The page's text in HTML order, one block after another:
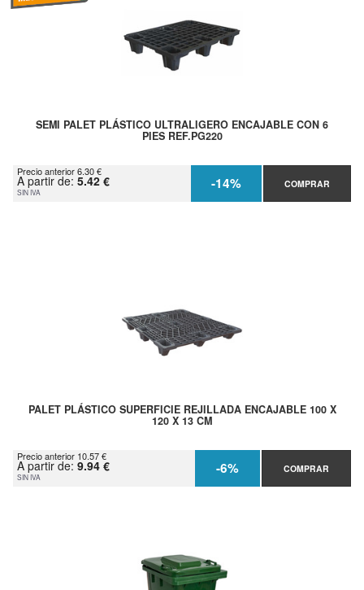
SEMI PALET PLÁSTICO ULTRALIGERO ENCAJABLE CON 6
PIES REF.PG220
Precio anterior 6.30 €
A partir de: 5.42 €
SIN IVA -14% COMPRAR
PALET PLÁSTICO SUPERFICIE REJILLADA ENCAJABLE 100 X
120 X 13 CM
Precio anterior 10.57 €
A partir de: 9.94 €
SIN IVA -6% COMPRAR